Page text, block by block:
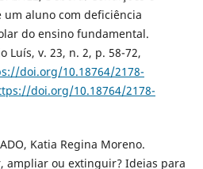
aluno com deficiência
do ensino fundamental.
Luís, v. 23, n. 2, p. 58-72,
doi.org/10.18764/2178-
doi.org/10.18764/2178-
Katia Regina Moreno.
ampliar ou extinguir? Ideias para